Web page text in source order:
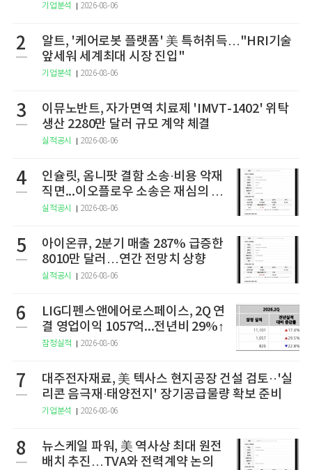
기업분석 2026-08-06
2
알트, '케어로봇 플랫폼' 美 특허취득…"HRI기술
앞세워 세계최대 시장 진입"
기업분석 2026-08-06
3
이뮤노반트, 자가면역 치료제 'IMVT-1402' 위탁
생산 2280만 달러 규모 계약 체결
실적공시 2026-08-06
4
인슐릿, 옴니팟 결함 소송·비용 악재
직면...이오플로우 소송은 재심의 청
구
실적공시 2026-08-06
5
아이온큐, 2분기 매출 287% 급증한
8010만 달러…연간 전망치 상향
실적공시 2026-08-06
6
LIG디펜스앤에어로스페이스, 2Q 연
결 영업이익 1057억...전년비 29%↑
잠정실적 2026-08-06
7
대주전자재료, 美 텍사스 현지공장 건설 검토··'실
리콘 음극재·태양전지' 장기공급물량 확보 준비
기업분석 2026-08-06
8
뉴스케일 파워, 美 역사상 최대 원전
배치 추진…TVA와 전력계약 논의